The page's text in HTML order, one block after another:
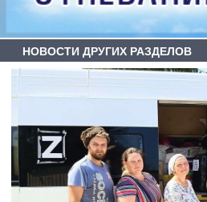
НОВОСТИ ДРУГИХ РАЗДЕЛОВ